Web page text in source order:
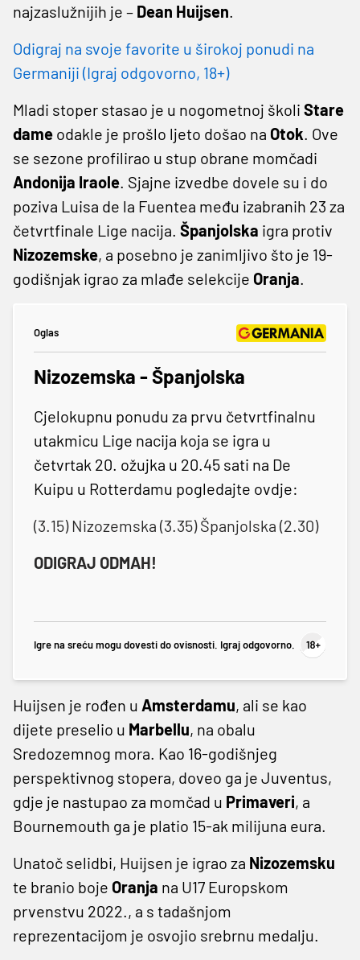
najzaslužnijih je – Dean Huijsen.
Odigraj na svoje favorite u širokoj ponudi na
Germaniji (Igraj odgovorno, 18+)
Mladi stoper stasao je u nogometnoj školi Stare
dame odakle je prošlo ljeto došao na Otok. Ove
se sezone profilirao u stup obrane momčadi
Andonija Iraole. Sjajne izvedbe dovele su i do
poziva Luisa de la Fuentea među izabranih 23 za
četvrtfinale Lige nacija. Španjolska igra protiv
Nizozemske, a posebno je zanimljivo što je 19-
godišnjak igrao za mlađe selekcije Oranja.
Oglas
Nizozemska - Španjolska
Cjelokupnu ponudu za prvu četvrtfinalnu
utakmicu Lige nacija koja se igra u
četvrtak 20. ožujka u 20.45 sati na De
Kuipu u Rotterdamu pogledajte ovdje:
(3.15) Nizozemska (3.35) Španjolska (2.30)
ODIGRAJ ODMAH!
Igre na sreću mogu dovesti do ovisnosti. Igraj odgovorno.
Huijsen je rođen u Amsterdamu, ali se kao
dijete preselio u Marbellu, na obalu
Sredozemnog mora. Kao 16-godišnjeg
perspektivnog stopera, doveo ga je Juventus,
gdje je nastupao za momčad u Primaveri, a
Bournemouth ga je platio 15-ak milijuna eura.
Unatoč selidbi, Huijsen je igrao za Nizozemsku
te branio boje Oranja na U17 Europskom
prvenstvu 2022., a s tadašnjom
reprezentacijom je osvojio srebrnu medalju.